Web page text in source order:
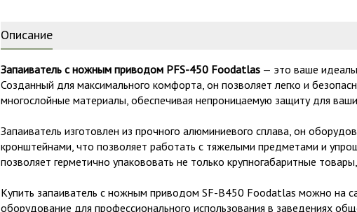
Описание
Запаиватель с ножным приводом PFS-450 Foodatlas — это ваше
Созданный для максимального комфорта, он позволяет легко и
многослойные материалы, обеспечивая непроницаемую защиту для
Запаиватель изготовлен из прочного алюминиевого сплава, он
кронштейнами, что позволяет работать с тяжелыми предметами и
позволяет герметично упакововать не только крупногабаритные
Купить запаиватель с ножным приводом SF-B450 Foodatlas можно на
оборудование для профессионального использования в заведениях